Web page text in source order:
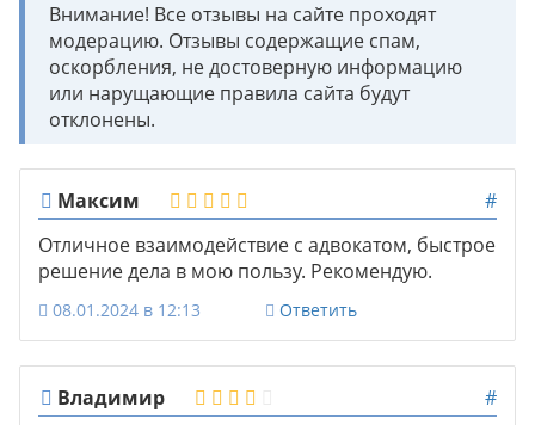
Внимание! Все отзывы на сайте проходят
модерацию. Отзывы содержащие спам,
оскорбления, не достоверную информацию
или нарущающие правила сайта будут
отклонены.
Максим
#
Отличное взаимодействие с адвокатом, быстрое
решение дела в мою пользу. Рекомендую.
08.01.2024 в 12:13 Ответить
Владимир
#